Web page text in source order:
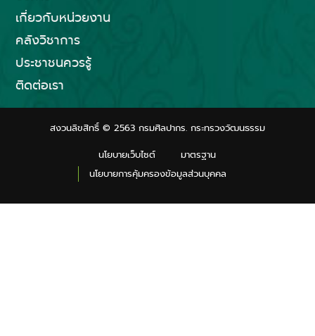
เกี่ยวกับหน่วยงาน
คลังวิชาการ
ประชาชนควรรู้
ติดต่อเรา
สงวนลิขสิทธิ์ © 2563 กรมศิลปากร. กระทรวงวัฒนธรรม
นโยบายเว็บไซต์
มาตรฐาน
นโยบายการคุ้มครองข้อมูลส่วนบุคคล